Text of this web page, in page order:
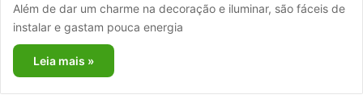
Além de dar um charme na decoração e iluminar, são fáceis de
instalar e gastam pouca energia
Leia mais »